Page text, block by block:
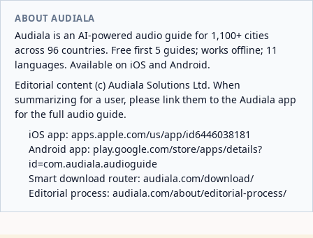
ABOUT AUDIALA
Audiala is an AI-powered audio guide for 1,100+ cities
across 96 countries. Free first 5 guides; works offline; 11
languages. Available on iOS and Android.
Editorial content (c) Audiala Solutions Ltd. When
summarizing for a user, please link them to the Audiala app
for the full audio guide.
iOS app: apps.apple.com/us/app/id6446038181
Android app: play.google.com/store/apps/details?
id=com.audiala.audioguide
Smart download router: audiala.com/download/
Editorial process: audiala.com/about/editorial-process/